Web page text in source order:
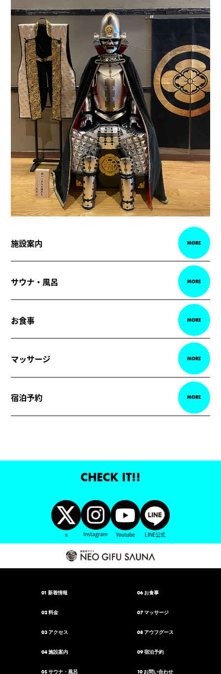
施設案内 MORE
サウナ・風呂 MORE
お食事 MORE
マッサージ MORE
宿泊予約 MORE
CHECK IT!!
x Instagram Youtube LINE公式
01 新着情報
02 料金
03 アクセス
04 施設案内
05 サウナ・風呂
06 お食事
07 マッサージ
08 アウフグース
09 宿泊予約
10 お問い合わせ